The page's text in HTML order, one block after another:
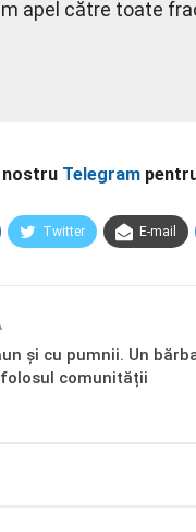
apel către toate
nostru Telegram
Twitter E-mail
și cu pumnii. Un
comunității